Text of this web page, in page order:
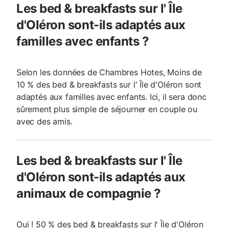
Les bed & breakfasts sur l' Île
d'Oléron sont-ils adaptés aux
familles avec enfants ?
Selon les données de Chambres Hotes, Moins de
10 % des bed & breakfasts sur l' Île d'Oléron sont
adaptés aux familles avec enfants. Ici, il sera donc
sûrement plus simple de séjourner en couple ou
avec des amis.
Les bed & breakfasts sur l' Île
d'Oléron sont-ils adaptés aux
animaux de compagnie ?
Oui ! 50 % des bed & breakfasts sur l' Île d'Oléron